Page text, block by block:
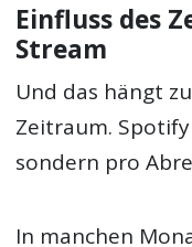
Einfluss des
Stream
Und das hängt
Zeitraum.
sondern pro
In manchen